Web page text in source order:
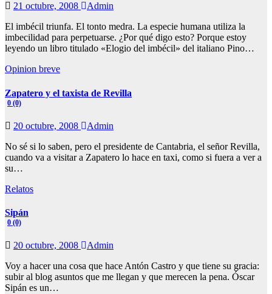
21 octubre, 2008
Admin
El imbécil triunfa. El tonto medra. La especie humana utiliza la
imbecilidad para perpetuarse. ¿Por qué digo esto? Porque estoy
leyendo un libro titulado «Elogio del imbécil» del italiano Pino…
Opinion breve
Zapatero y el taxista de Revilla
0 (0)
20 octubre, 2008
Admin
No sé si lo saben, pero el presidente de Cantabria, el señor Revilla,
cuando va a visitar a Zapatero lo hace en taxi, como si fuera a ver a
su…
Relatos
Sipán
0 (0)
20 octubre, 2008
Admin
Voy a hacer una cosa que hace Antón Castro y que tiene su gracia:
subir al blog asuntos que me llegan y que merecen la pena. Óscar
Sipán es un…